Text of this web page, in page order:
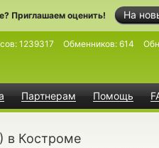
На
Приглашаем оценить!
Партнерам Помощь
1239317 Обменников: 614
в Костроме